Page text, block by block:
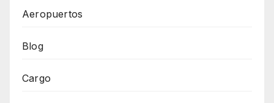
Aeropuertos
Blog
Cargo